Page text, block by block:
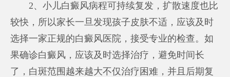
2、小儿白癜风病程可持续复发，扩散速度也比
较快，所以家长一旦发现孩子皮肤不适，应该及时
选择一家正规的白癜风医院，接受专业的检查。如
果确诊白癜风，应该及时选择治疗，避免时间长
了，白斑范围越来越大不仅治疗困难，并且后期复